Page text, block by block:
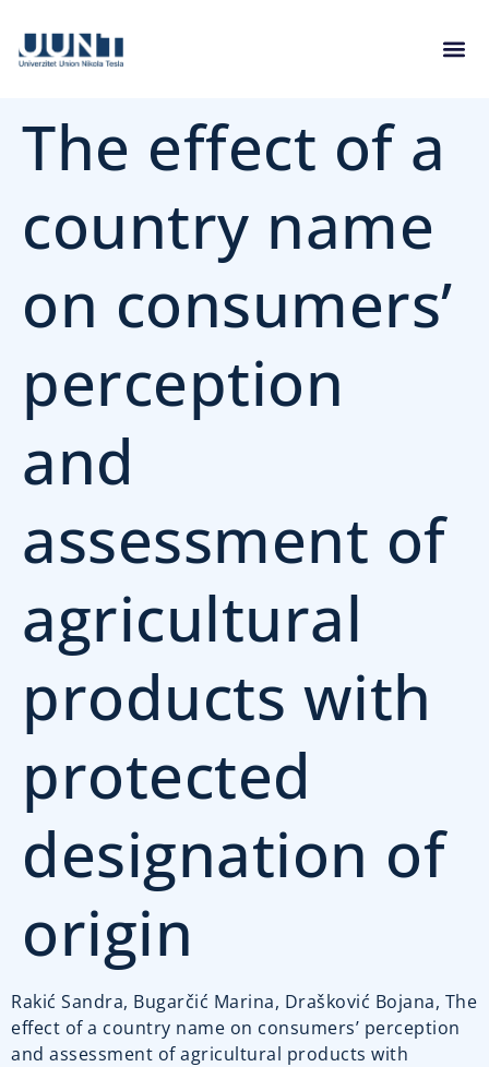
The effect of a
country name
on consumers’
perception
and
assessment of
agricultural
products with
protected
designation of
origin
Rakić Sandra, Bugarčić Marina, Drašković Bojana, The
effect of a country name on consumers’ perception
and assessment of agricultural products with